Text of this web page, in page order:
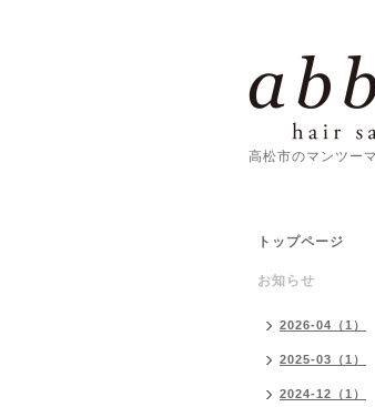
高松市のマンツー
トップページ
お知らせ
2026-04（1）
2025-03（1）
2024-12（1）